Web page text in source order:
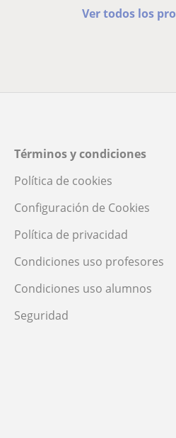
Ver todos los
Términos y condiciones
Política de cookies
Configuración de Cookies
Política de privacidad
Condiciones uso profesores
Condiciones uso alumnos
Seguridad